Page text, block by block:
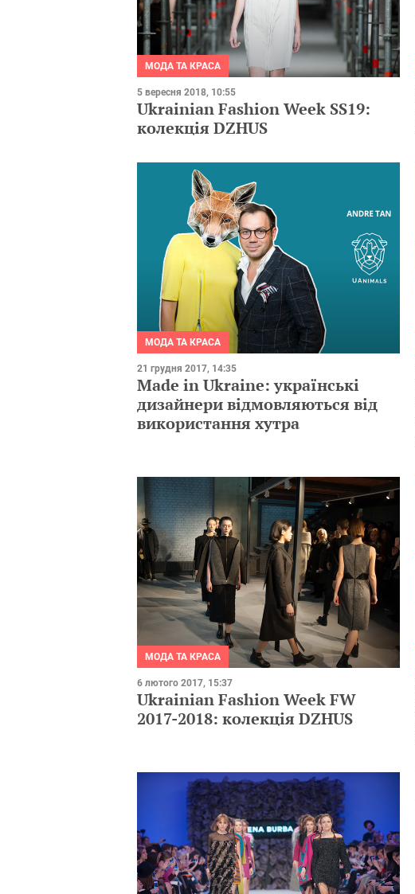
МОДА ТА КРАСА
5 вересня 2018, 10:55
Ukrainian Fashion Week SS19:
колекція DZHUS
МОДА ТА КРАСА
21 грудня 2017, 14:35
Made in Ukraine: українські
дизайнери відмовляються від
використання хутра
МОДА ТА КРАСА
6 лютого 2017, 15:37
Ukrainian Fashion Week FW
2017-2018: колекція DZHUS